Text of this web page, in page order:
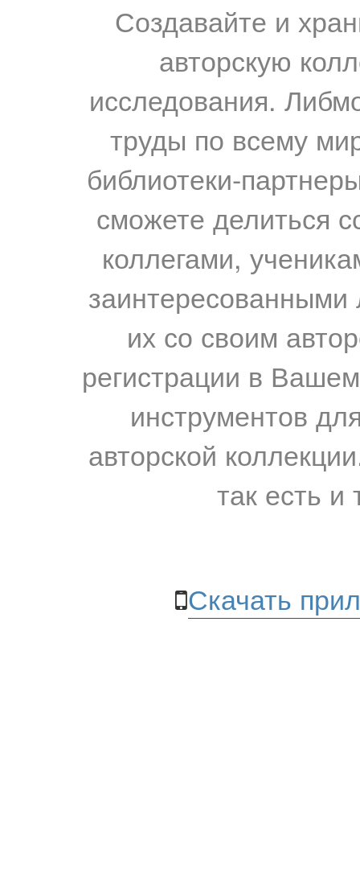
Создавайте и
авторскую
исследования.
труды по всему
библиотеки-
сможете делиться
коллегами,
их со своим
регистрации в
инструментов
авторской
так есть и
Скачать